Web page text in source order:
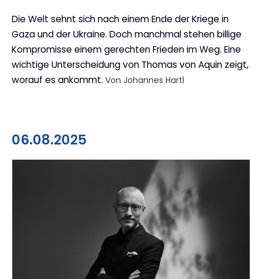
Die Welt sehnt sich nach einem Ende der Kriege in
Gaza und der Ukraine. Doch manchmal stehen billige
Kompromisse einem gerechten Frieden im Weg. Eine
wichtige Unterscheidung von Thomas von Aquin zeigt,
worauf es ankommt. Von Johannes Hartl
06.08.2025